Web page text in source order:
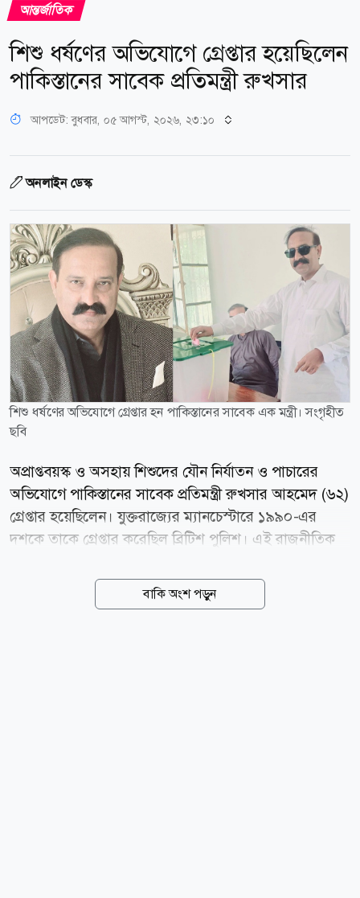
আন্তর্জাতিক
শিশু ধর্ষণের অভিযোগে গ্রেপ্তার হয়েছিলেন
পাকিস্তানের সাবেক প্রতিমন্ত্রী রুখসার
আপডেট: বুধবার, ০৫ আগস্ট, ২০২৬, ২৩:১০
অনলাইন ডেস্ক
শিশু ধর্ষণের অভিযোগে গ্রেপ্তার হন পাকিস্তানের সাবেক এক মন্ত্রী। সংগৃহীত
ছবি
অপ্রাপ্তবয়স্ক ও অসহায় শিশুদের যৌন নির্যাতন ও পাচারের
অভিযোগে পাকিস্তানের সাবেক প্রতিমন্ত্রী রুখসার আহমেদ (৬২)
গ্রেপ্তার হয়েছিলেন। যুক্তরাজ্যের ম্যানচেস্টারে ১৯৯০-এর
দশকে তাকে গ্রেপ্তার করেছিল ব্রিটিশ পুলিশ। এই রাজনীতিক
(পিএমএল-এন) রাজনীতিতে জড়িত ছিলেন। তিনি পাকিস্তানের
প্রধানমন্ত্রী শাহবাজ শরিফের দল থেকে গত সপ্তাহে আজাদ জম্মু
বাকি অংশ পড়ুন